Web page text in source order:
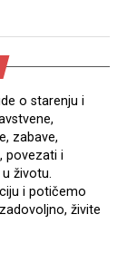
o starenju i
zabave,
povezati i
životu.
i potičemo
živite